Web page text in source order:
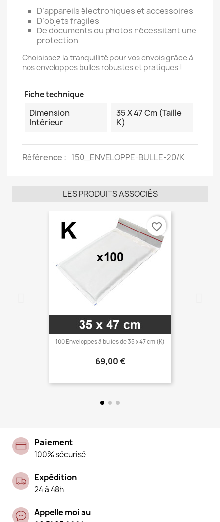
D’appareils électroniques et accessoires
D’objets fragiles
De documents ou photos nécessitant une
protection
Choisissez la tranquillité pour vos envois grâce à
nos enveloppes bulles robustes et pratiques !
Fiche technique
Dimension
Intérieur
35 X 47 Cm (taille
K)
Référence 150_ENVELOPPE-BULLE-20/K
LES PRODUITS ASSOCIÉS
100 Enveloppes à bulles de 35 x 47 cm (K)
Prix
69,00 €
favorite_border
Paiement
100% sécurisé
Expédition
24 à 48h
Appelle moi au